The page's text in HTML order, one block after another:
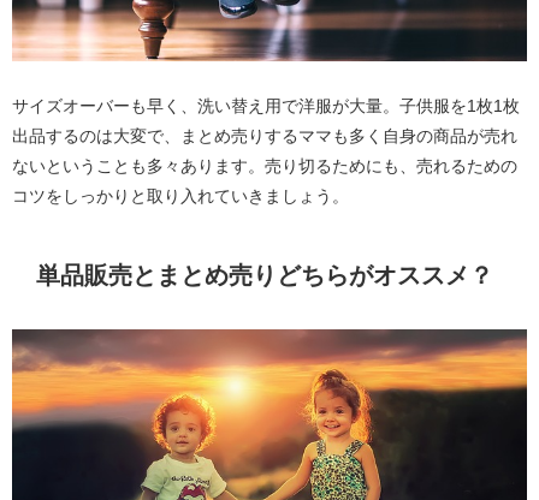
サイズオーバーも早く、洗い替え用で洋服が大量。子供服を1枚1枚
出品するのは大変で、まとめ売りするママも多く自身の商品が売れ
ないということも多々あります。売り切るためにも、売れるための
コツをしっかりと取り入れていきましょう。
単品販売とまとめ売りどちらがオススメ？